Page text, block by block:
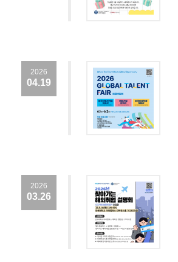
2026
04.19
2026
03.26